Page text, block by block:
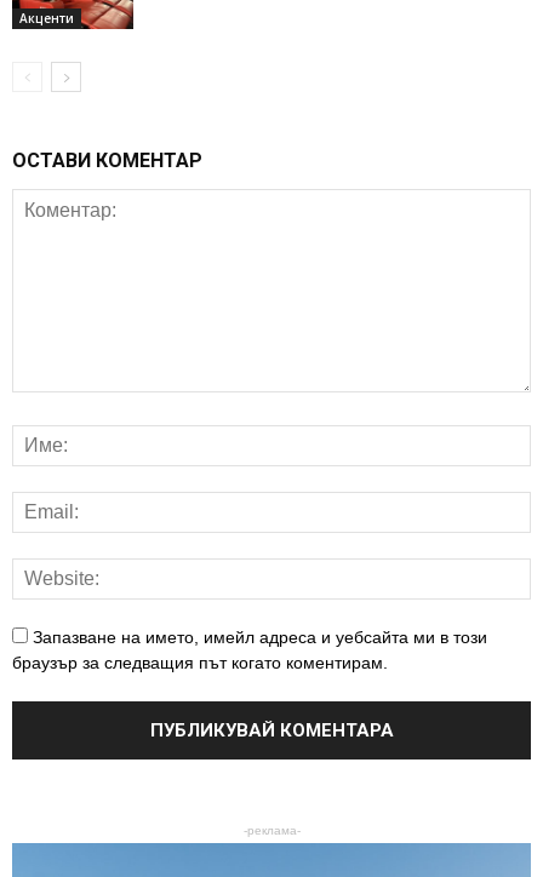
Акценти
ОСТАВИ КОМЕНТАР
Запазване на името, имейл адреса и уебсайта ми в този
браузър за следващия път когато коментирам.
-реклама-